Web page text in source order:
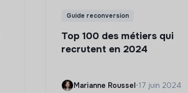
Guide reconversion
Top 100 des métiers qui
recrutent en 2024
Marianne Roussel•17 juin 2024